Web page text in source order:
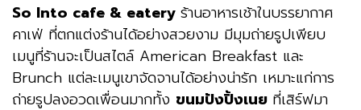
So Into cafe & eatery ร้านอาหารเช้าในบรรยากาศ
คาเฟ่ ที่ตกแต่งร้านได้อย่างสวยงาม มีมุมถ่ายรูปเพียบ
เมนูที่ร้านจะเป็นสไตล์ American Breakfast และ
Brunch แต่ละเมนูเขาจัดจานได้อย่างน่ารัก เหมาะแก่การ
ถ่ายรูปลงอวดเพื่อนมากทั้ง ขนมปังปิ้งเนย ที่เสิร์ฟมา